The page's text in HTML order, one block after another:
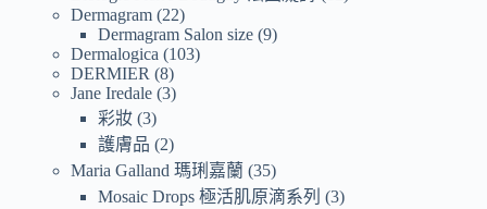
Dermagram 22
Dermagram Salon size 9
Dermalogica 103
DERMIER 8
Jane Iredale 3
彩妝 3
護膚品 2
Maria Galland 瑪琍嘉蘭
35
Mosaic Drops 極活肌原滴系列
3